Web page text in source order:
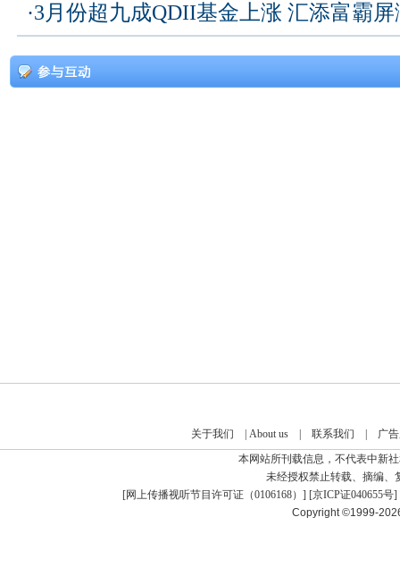
·3月份超九成QDII基金上涨 汇添富霸
关于我们 About us| 联系我们
广
本网站所刊载信息，不代表中新
未经授权禁止转载、摘编、
[网上传播视听节目许可证（0106168） ] [京ICP证040655号]
Copyright ©1999-